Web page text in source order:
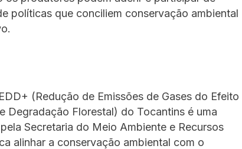
políticas que conciliem conservação ambiental
(Redução de Emissões de Gases do Efeito
Degradação Florestal) do Tocantins é uma
Secretaria do Meio Ambiente e Recursos
alinhar a conservação ambiental com o